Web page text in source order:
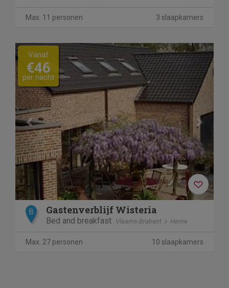
Max. 11 personen 3 slaapkamers
Previous Next
Vanaf
€46
per nacht
B Gastenverblijf Wisteria
Bed and breakfast Vlaams-Brabant Herne
Max. 27 personen 10 slaapkamers